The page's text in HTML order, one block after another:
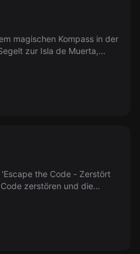
magischen Kompass in der
zur Isla de Muerta,
Jahren.
the Code - Zerstört
zerstören und die